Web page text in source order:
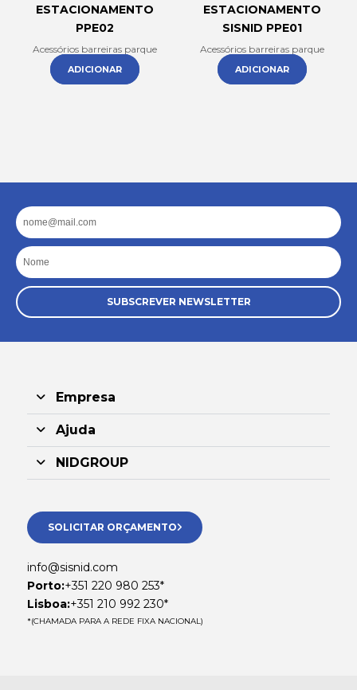
ESTACIONAMENTO
PPE02
Acessórios barreiras parque
ADICIONAR
ESTACIONAMENTO
SISNID PPE01
Acessórios barreiras parque
ADICIONAR
Email
Nome
SUBSCREVER NEWSLETTER
Empresa
Ajuda
NIDGROUP
SOLICITAR ORÇAMENTO
info@sisnid.com
Porto:+351 220 980 253*
Lisboa:+351 210 992 230*
*(CHAMADA PARA A REDE FIXA NACIONAL)